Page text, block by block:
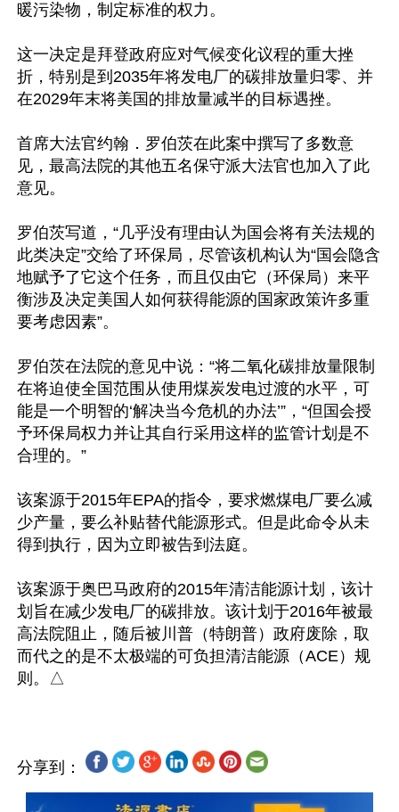
暖污染物，制定标准的权力。
这一决定是拜登政府应对气候变化议程的重大挫
折，特别是到2035年将发电厂的碳排放量归零、并
在2029年末将美国的排放量减半的目标遇挫。
首席大法官约翰．罗伯茨在此案中撰写了多数意
见，最高法院的其他五名保守派大法官也加入了此
意见。
罗伯茨写道，“几乎没有理由认为国会将有关法规的
此类决定”交给了环保局，尽管该机构认为“国会隐含
地赋予了它这个任务，而且仅由它（环保局）来平
衡涉及决定美国人如何获得能源的国家政策许多重
要考虑因素”。
罗伯茨在法院的意见中说：“将二氧化碳排放量限制
在将迫使全国范围从使用煤炭发电过渡的水平，可
能是一个明智的‘解决当今危机的办法’”，“但国会授
予环保局权力并让其自行采用这样的监管计划是不
合理的。”
该案源于2015年EPA的指令，要求燃煤电厂要么减
少产量，要么补贴替代能源形式。但是此命令从未
得到执行，因为立即被告到法庭。
该案源于奥巴马政府的2015年清洁能源计划，该计
划旨在减少发电厂的碳排放。该计划于2016年被最
高法院阻止，随后被川普（特朗普）政府废除，取
而代之的是不太极端的可负担清洁能源（ACE）规
分享到：